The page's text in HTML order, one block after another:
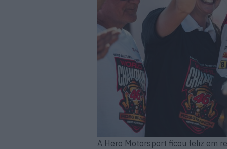
A Hero Motorsport ficou feliz em